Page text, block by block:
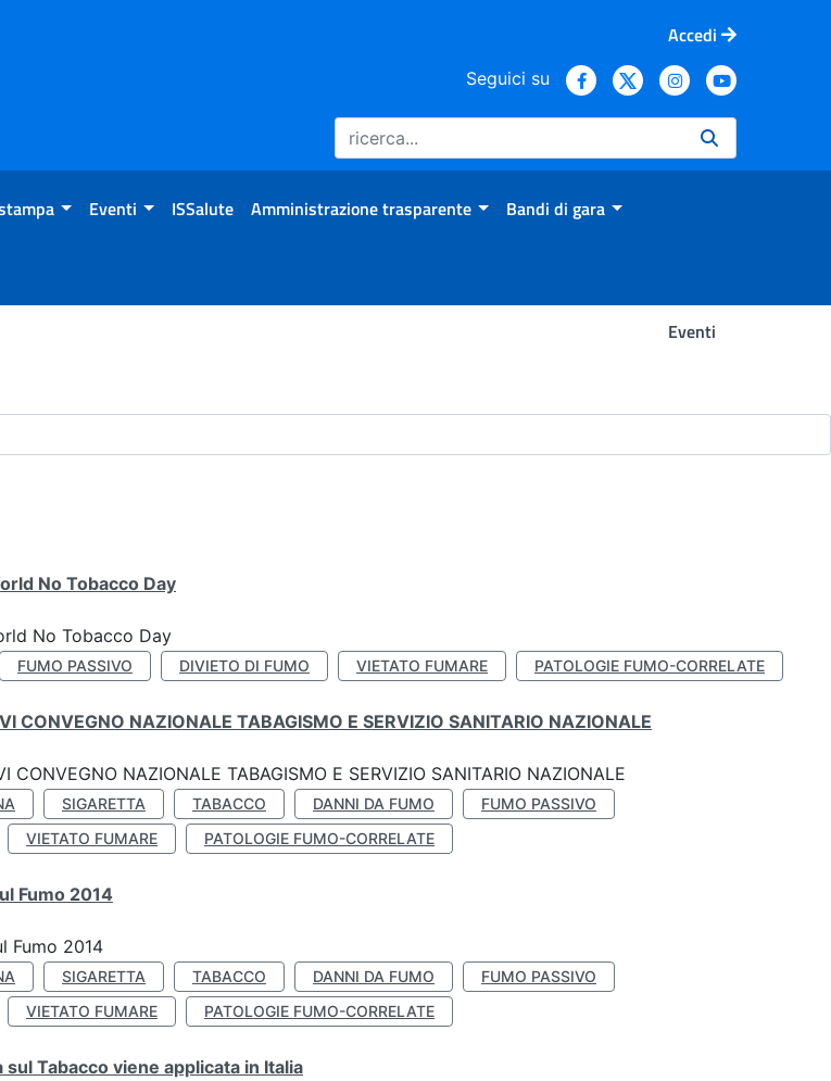
Accedi
Seguici su
Eventi ISSalute Amministrazione trasparente Bandi di gara
Eventi
No Tobacco Day
No Tobacco Day
FUMO PASSIVO DIVIETO DI FUMO VIETATO FUMARE PATOLOGIE FUMO-CORRELATE
CONVEGNO NAZIONALE TABAGISMO E SERVIZIO SANITARIO NAZIONALE
CONVEGNO NAZIONALE TABAGISMO E SERVIZIO SANITARIO NAZIONALE
SIGARETTA TABACCO DANNI DA FUMO
FUMO PASSIVO
VIETATO FUMARE PATOLOGIE FUMO-CORRELATE
Fumo 2014
Fumo 2014
SIGARETTA TABACCO DANNI DA FUMO
FUMO PASSIVO
VIETATO FUMARE PATOLOGIE FUMO-CORRELATE
Tabacco viene applicata in Italia